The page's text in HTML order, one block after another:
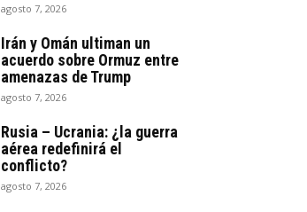
agosto 7, 2026
Irán y Omán ultiman un
acuerdo sobre Ormuz entre
amenazas de Trump
agosto 7, 2026
Rusia – Ucrania: ¿la guerra
aérea redefinirá el
conflicto?
agosto 7, 2026